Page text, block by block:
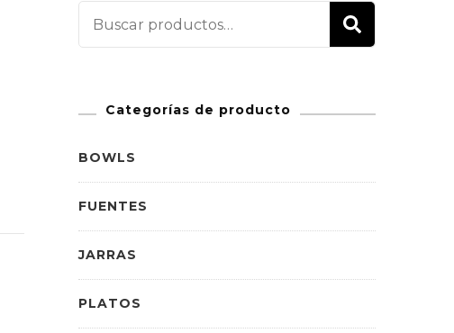
Buscar
Categorías de producto
BOWLS
FUENTES
JARRAS
PLATOS